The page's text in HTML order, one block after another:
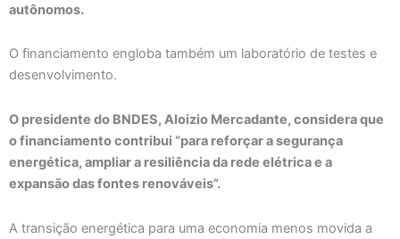
autônomos.
O financiamento engloba também um laboratório de testes e
desenvolvimento.
O presidente do BNDES, Aloizio Mercadante, considera que
o financiamento contribui “para reforçar a segurança
energética, ampliar a resiliência da rede elétrica e a
expansão das fontes renováveis”.
A transição energética para uma economia menos movida a